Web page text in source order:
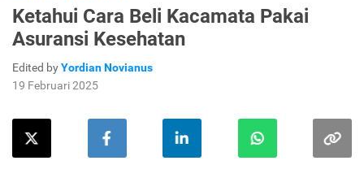
Ketahui Cara Beli Kacamata Pakai
Asuransi Kesehatan
Edited byYordian Novianus
19 Februari 2025